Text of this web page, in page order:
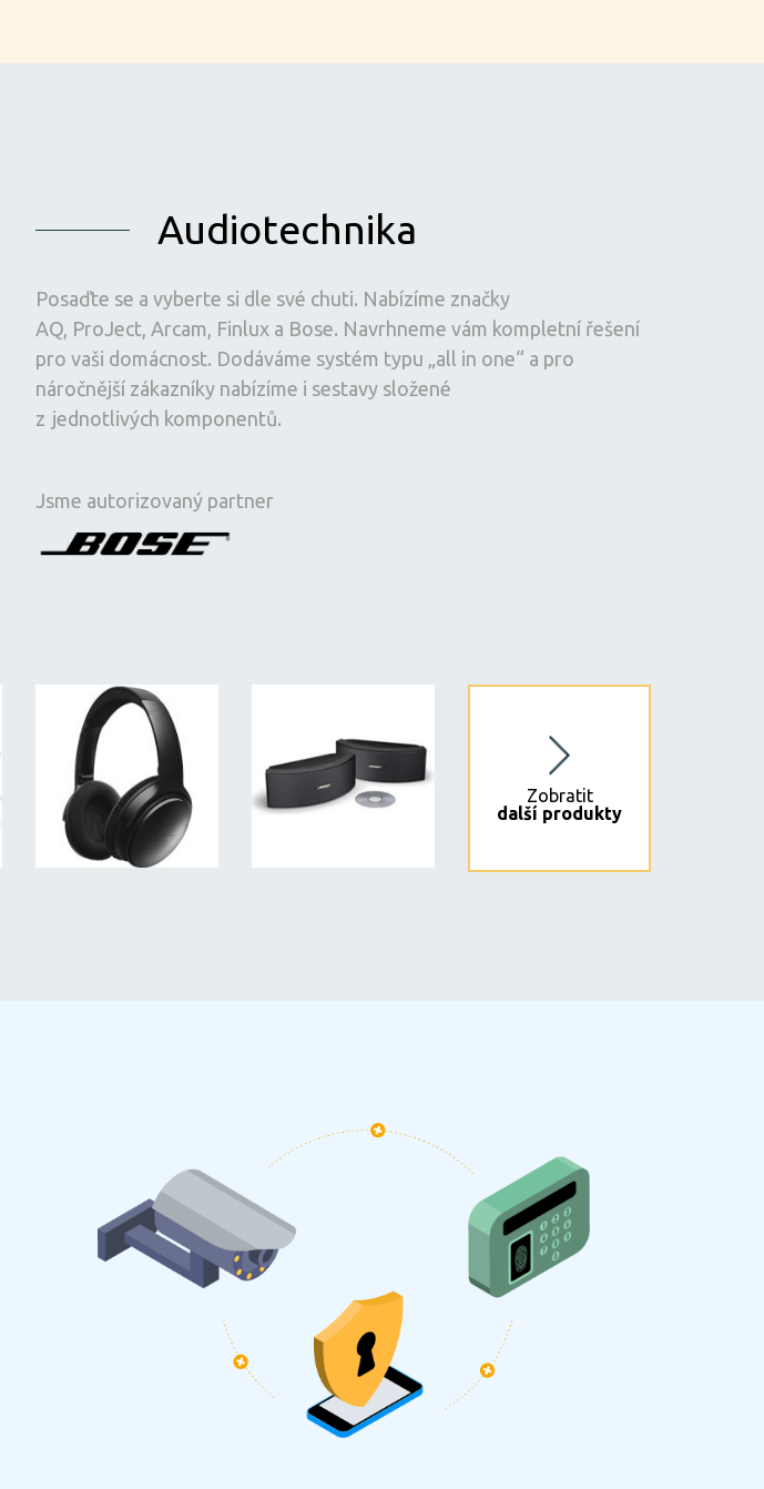
Audiotechnika
Posaďte se a vyberte si dle své chuti. Nabízíme značky
AQ, ProJect, Arcam, Finlux a Bose. Navrhneme vám kompletní řešení
pro vaši domácnost. Dodáváme systém typu „all in one“ a pro
náročnější zákazníky nabízíme i sestavy složené
z jednotlivých komponentů.
Jsme autorizovaný partner
Zobratit
další produkty